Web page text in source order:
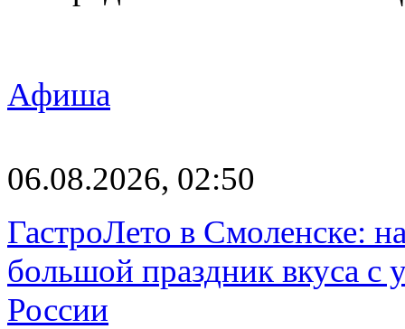
Афиша
06.08.2026, 02:50
ГастроЛето в Смоленске:
большой праздник вкуса с
России